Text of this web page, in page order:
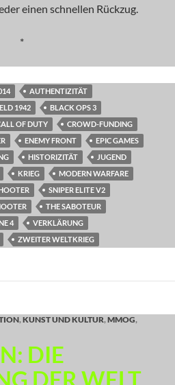
einen schnellen Rückzug.
*
AUTHENTIZITÄT
1942
BLACK OPS 3
OF DUTY
CROWD-FUNDING
ENEMY FRONT
EPIC GAMES
HISTORIZITÄT
JUGEND
KRIEG
MODERN WARFARE
SNIPER ELITE V2
THE SABOTEUR
4
VERKLÄRUNG
ZWEITER WELTKRIEG
,KUNST UND KULTUR,MMOG,
DIE
DER WELT